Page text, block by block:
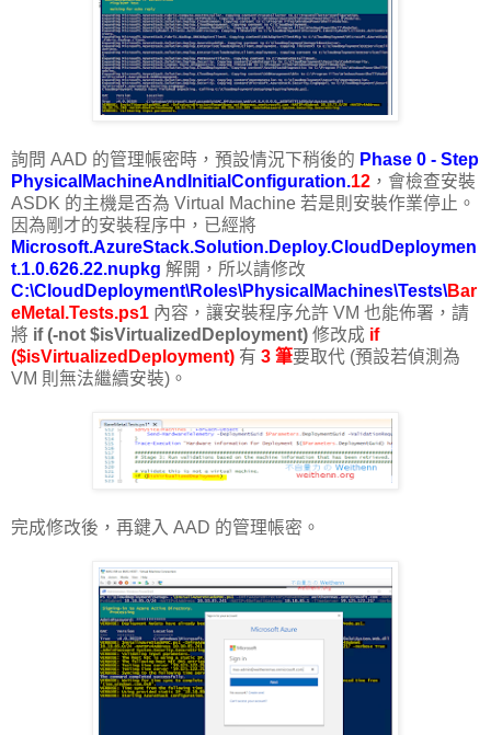
詢問 AAD 的管理帳密時，預設情況下稍後的 Phase 0 - Step
PhysicalMachineAndInitialConfiguration.12 ，會檢查安裝
ASDK 的主機是否為 Virtual Machine 若是則安裝作業停止。
因為剛才的安裝程序中，已經將
Microsoft.AzureStack.Solution.Deploy.CloudDeploymen
t.1.0.626.22.nupkg 解開，所以請修改
C:\CloudDeployment\Roles\PhysicalMachines\Tests\Bar
eMetal.Tests.ps1 內容，讓安裝程序允許 VM 也能佈署，請
將 if (-not $isVirtualizedDeployment) 修改成 ​ if
($isVirtualizedDeployment) 有 3 筆要取代 (預設若偵測為
VM 則無法繼續安裝)。
完成修改後，再鍵入 AAD 的管理帳密。